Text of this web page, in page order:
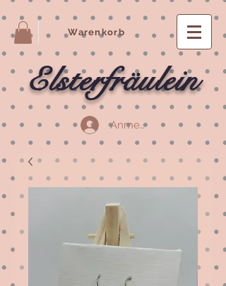
Warenkorb
Elsterfräulein
Anmelden